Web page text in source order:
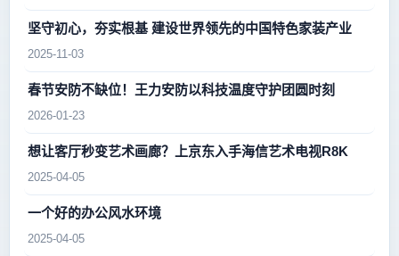
坚守初心，夯实根基 建设世界领先的中国特色家装产业
2025-11-03
春节安防不缺位！王力安防以科技温度守护团圆时刻
2026-01-23
想让客厅秒变艺术画廊？上京东入手海信艺术电视R8K
2025-04-05
一个好的办公风水环境
2025-04-05